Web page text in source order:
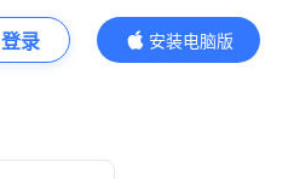
登录
安装电脑版
内容更精彩